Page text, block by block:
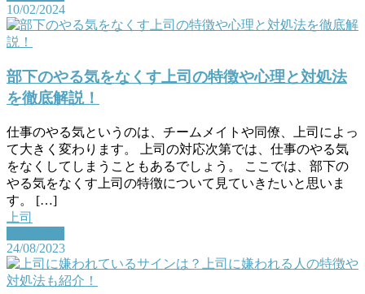
10/02/2024
部下のやる気をなくす上司の特徴や心理と対処法
を徹底解説！
仕事のやる気というのは、チームメイトや同僚、上司によっ
て大きく変わります。 上司の対応次第では、仕事のやる気
をなくしてしまうこともあるでしょう。 ここでは、部下の
やる気をなくす上司の特徴について見ていきたいと思いま
す。 […]
上司
24/08/2023